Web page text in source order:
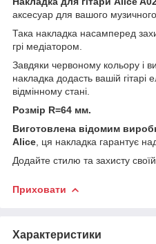
аксесуар для вашого музичного
Така накладка насамперед
грі медіатором.
Завдяки червоному кольору і
накладка додасть вашій гітарі
відмінному стані.
Розмір R=64 мм.
Виготовлена відомим
Alice , ця накладка гарантує
Додайте стилю та захисту
Приховати
Характеристики